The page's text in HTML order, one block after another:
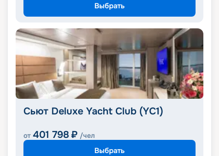
Выбрать
Сьют Deluxe Yacht Club (YC1)
от 401 798 ₽ /чел
Выбрать